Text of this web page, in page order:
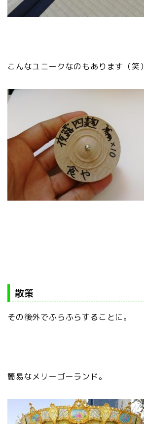
こんなユニークなのもあります（笑）
散策
その後外でふらふらすることに。
簡易なメリーゴーランド。